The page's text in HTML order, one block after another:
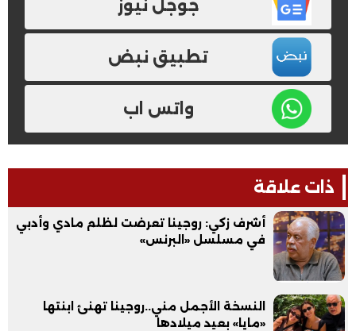
جوجل نيوز
تطبيق نبض
واتس اب
ذات علاقة
أشرف زكي: روجينا تعرضت لظلم مادي وأدبي
في مسلسل «البرنس»
النسخة الأجمل مني..روجينا تهنئ ابنتها
«مايا» بعيد ميلادها